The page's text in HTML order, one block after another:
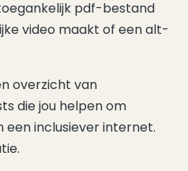
pdf-bestand
video maakt of een alt-
overzicht van
die jou helpen om
een inclusiever internet.